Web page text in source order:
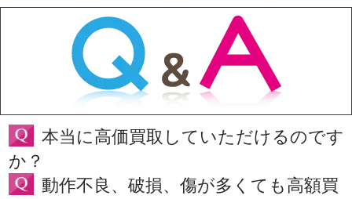
本当に高価買取していただけるのです
か？
動作不良、破損、傷が多くても高額買